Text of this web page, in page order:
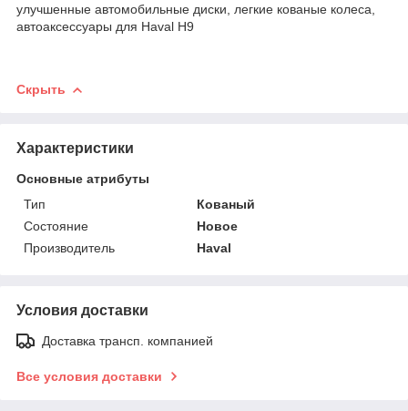
улучшенные автомобильные диски, легкие кованые колеса,
автоаксессуары для Haval H9
Скрыть
Характеристики
Основные атрибуты
Тип
Кованый
Состояние
Новое
Производитель
Haval
Условия доставки
Доставка трансп. компанией
Все условия доставки